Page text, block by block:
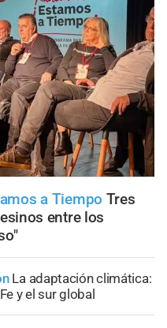
a Tiempo Tres
entre los
La adaptación climática:
y el sur global